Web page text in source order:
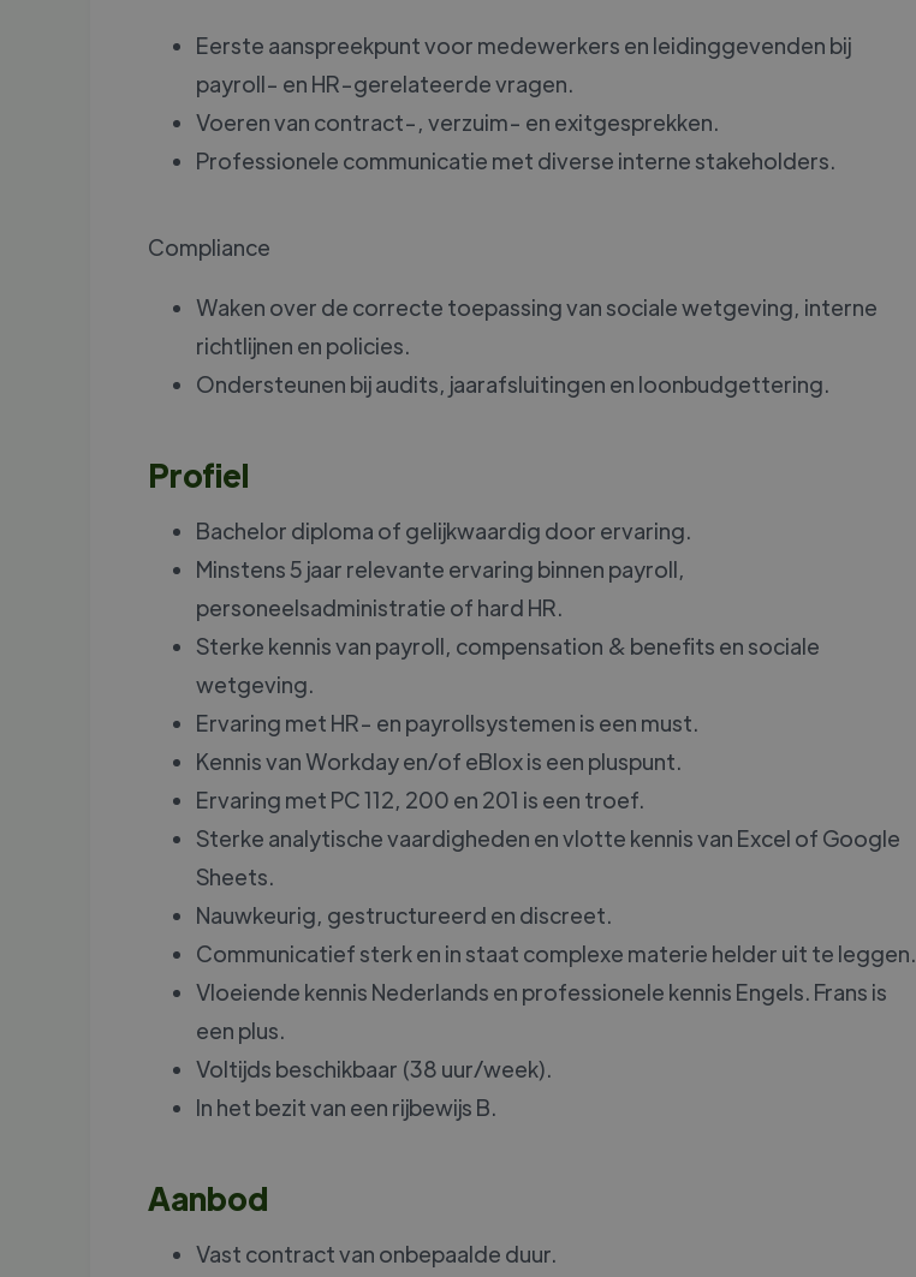
Eerste aanspreekpunt voor medewerkers en leidinggevenden bij
payroll- en HR-gerelateerde vragen.
Voeren van contract-, verzuim- en exitgesprekken.
Professionele communicatie met diverse interne stakeholders.
Compliance
Waken over de correcte toepassing van sociale wetgeving, interne
richtlijnen en policies.
Ondersteunen bij audits, jaarafsluitingen en loonbudgettering.
Profiel
Bachelor diploma of gelijkwaardig door ervaring.
Minstens 5 jaar relevante ervaring binnen payroll,
personeelsadministratie of hard HR.
Sterke kennis van payroll, compensation & benefits en sociale
wetgeving.
Ervaring met HR- en payrollsystemen is een must.
Kennis van Workday en/of eBlox is een pluspunt.
Ervaring met PC 112, 200 en 201 is een troef.
Sterke analytische vaardigheden en vlotte kennis van Excel of Google
Sheets.
Nauwkeurig, gestructureerd en discreet.
Communicatief sterk en in staat complexe materie helder uit te leggen.
Vloeiende kennis Nederlands en professionele kennis Engels. Frans is
een plus.
Voltijds beschikbaar (38 uur/week).
In het bezit van een rijbewijs B.
Aanbod
Vast contract van onbepaalde duur.